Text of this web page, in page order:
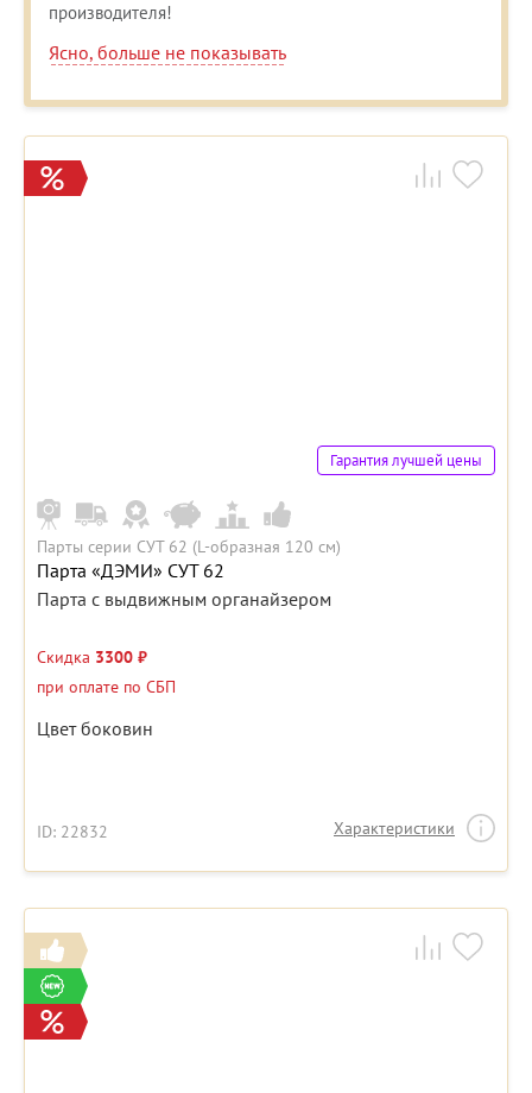
производителя!
Ясно, больше не показывать
Гарантия лучшей цены
Парты серии СУТ 62 (L-образная 120 см)
Парта «ДЭМИ» СУТ 62
Парта с выдвижным органайзером
Скидка 3300 ₽
при оплате по СБП
Цвет боковин
ID: 22832 Характеристики